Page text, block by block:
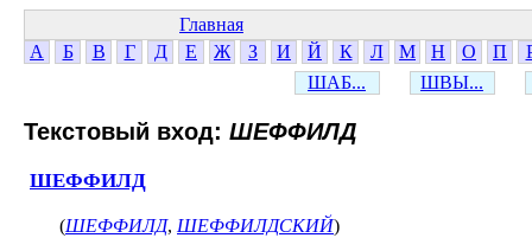
Главная
А
Б В Г Д Е Ж З И Й К Л М Н О П
ШАБ...
ШВЫ...
Текстовый вход: ШЕФФИЛД
ШЕФФИЛД
(ШЕФФИЛД, ШЕФФИЛДСКИЙ)